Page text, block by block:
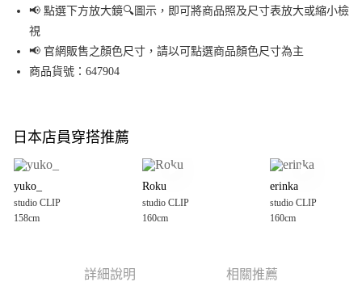
Apple Pay
街口支付
悠遊付
全盈+PAY
大哥付你分期
【大哥付你分期使用說明】
1.本服務由台灣大哥大提供，台灣大哥大用戶可立即使用無須另外申請。
2.付款方式選擇「大哥付你分期」，訂單成立後會自動跳轉到大哥付的交易
3.實際核准額度、可分期數及費用金額請依後續交易確認頁面所載為準。
4.訂單成立30分鐘內，如未前往確認交易或遇審核未通過，訂單將自動取
AFTEE先享後付
📢 點選下方放大鏡🔍圖示，即可將商品照及尺寸表放大或縮小檢
視
📢 官網販售之顏色尺寸，請以可點選商品顏色尺寸為主
商品貨號：647904
日本店員穿搭推薦
yuko_
studio CLIP
158cm
Roku
studio CLIP
160cm
erinka
studio CLIP
160cm
詳細說明 相關推薦